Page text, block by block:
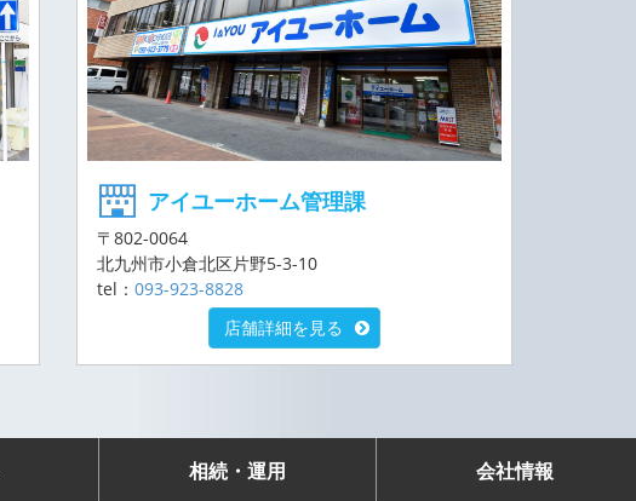
アイユーホーム管理課
〒802-0064
北九州市小倉北区片野5-3-10
tel： 093-923-8828
店舗詳細を見る
相続・運用 会社情報